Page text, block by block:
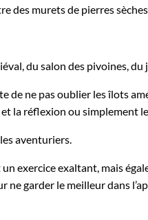
des murets de pierres
du salon des pivoines,
de ne pas oublier les îlots
la réflexion ou simplement
aventuriers.
un exercice exaltant, mais
ne garder le meilleur dans